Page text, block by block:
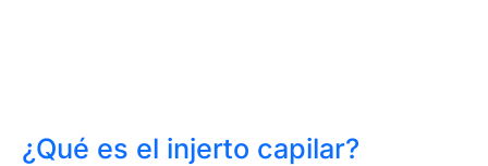
¿Qué es el injerto capilar?